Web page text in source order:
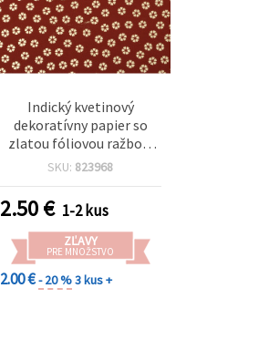
Indický kvetinový
dekoratívny papier so
zlatou fóliovou ražbou,
červený, 56 × 76 cm, 120
scrapbooking,
cardmaking, pozvánky a
DIY tvorbu
SKU: 823968
2.50€ 1-2 kus
ZĽAVY
PRE MNOŽSTVO
2.00 €- 20 %3 kus +